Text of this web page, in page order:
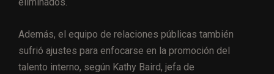
Además, el equipo de relaciones públicas también
sufrió ajustes para enfocarse en la promoción del
talento interno, según Kathy Baird, jefa de